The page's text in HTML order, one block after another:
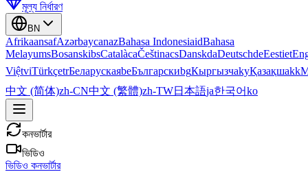
মূল্য নির্ধারণ
BN
AfrikaansafAzərbaycanazBahasa IndonesiaidBahasa
MelayumsBosanskibsCatalàcaČeštinacsDanskdaDeutschdeEestiet
ViệtviTürkçetrБеларускаяbeБългарскиbgКыргызчаkyҚазақшаkk
中文 (简体)zh-CN中文 (繁體)zh-TW日本語ja한국어ko
কনভার্টার
ভিডিও
ভিডিও কনভার্টার